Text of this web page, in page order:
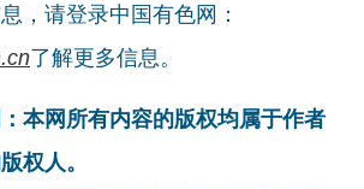
，请登录中国有色网：
了解更多信息。
本网所有内容的版权均属于作者
权人。